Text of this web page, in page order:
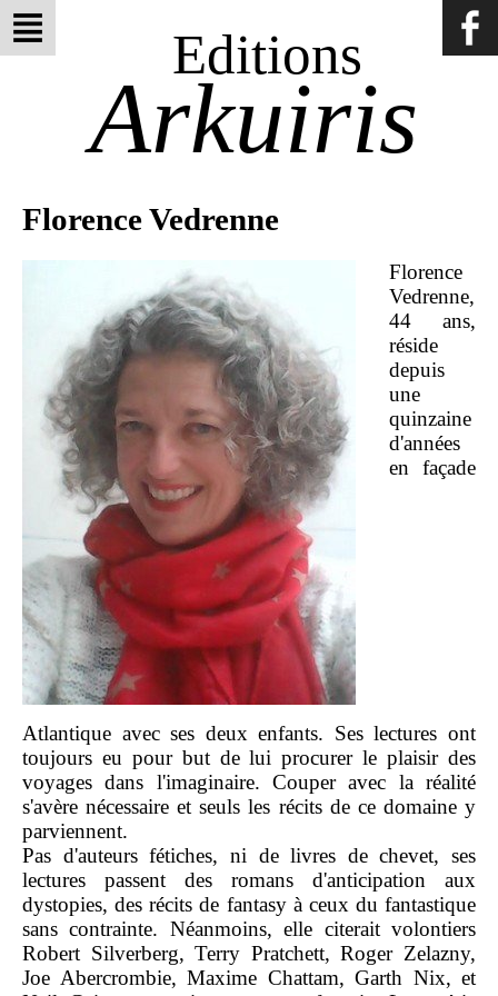
Editions
Arkuiris
Florence Vedrenne
Florence
Vedrenne,
44 ans,
réside
depuis
une
quinzaine
d'années
en façade
Atlantique avec ses deux enfants. Ses lectures ont
toujours eu pour but de lui procurer le plaisir des
voyages dans l'imaginaire. Couper avec la réalité
s'avère nécessaire et seuls les récits de ce domaine y
parviennent.
Pas d'auteurs fétiches, ni de livres de chevet, ses
lectures passent des romans d'anticipation aux
dystopies, des récits de fantasy à ceux du fantastique
sans contrainte. Néanmoins, elle citerait volontiers
Robert Silverberg, Terry Pratchett, Roger Zelazny,
Joe Abercrombie, Maxime Chattam, Garth Nix, et